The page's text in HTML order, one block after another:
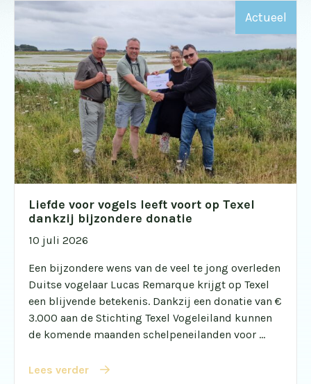
Actueel
Liefde voor vogels leeft voort op Texel
dankzij bijzondere donatie
10 juli 2026
Een bijzondere wens van de veel te jong overleden
Duitse vogelaar Lucas Remarque krijgt op Texel
een blijvende betekenis. Dankzij een donatie van €
3.000 aan de Stichting Texel Vogeleiland kunnen
de komende maanden schelpeneilanden voor ...
Lees verder